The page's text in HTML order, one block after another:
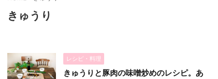
きゅうり
レシピ・料理
きゅうりと豚肉の味噌炒めのレシピ。あ